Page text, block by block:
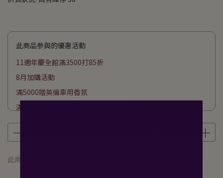
此商品參與的優惠活動
11週年慶全館滿3500打85折
8月加購活動
滿5000贈英倫車用香氛
滿3800贈樂活按摩油200ML
滿2500贈頭皮平衡淨化液200ML
此商品 「 最高 」可以折抵紅利